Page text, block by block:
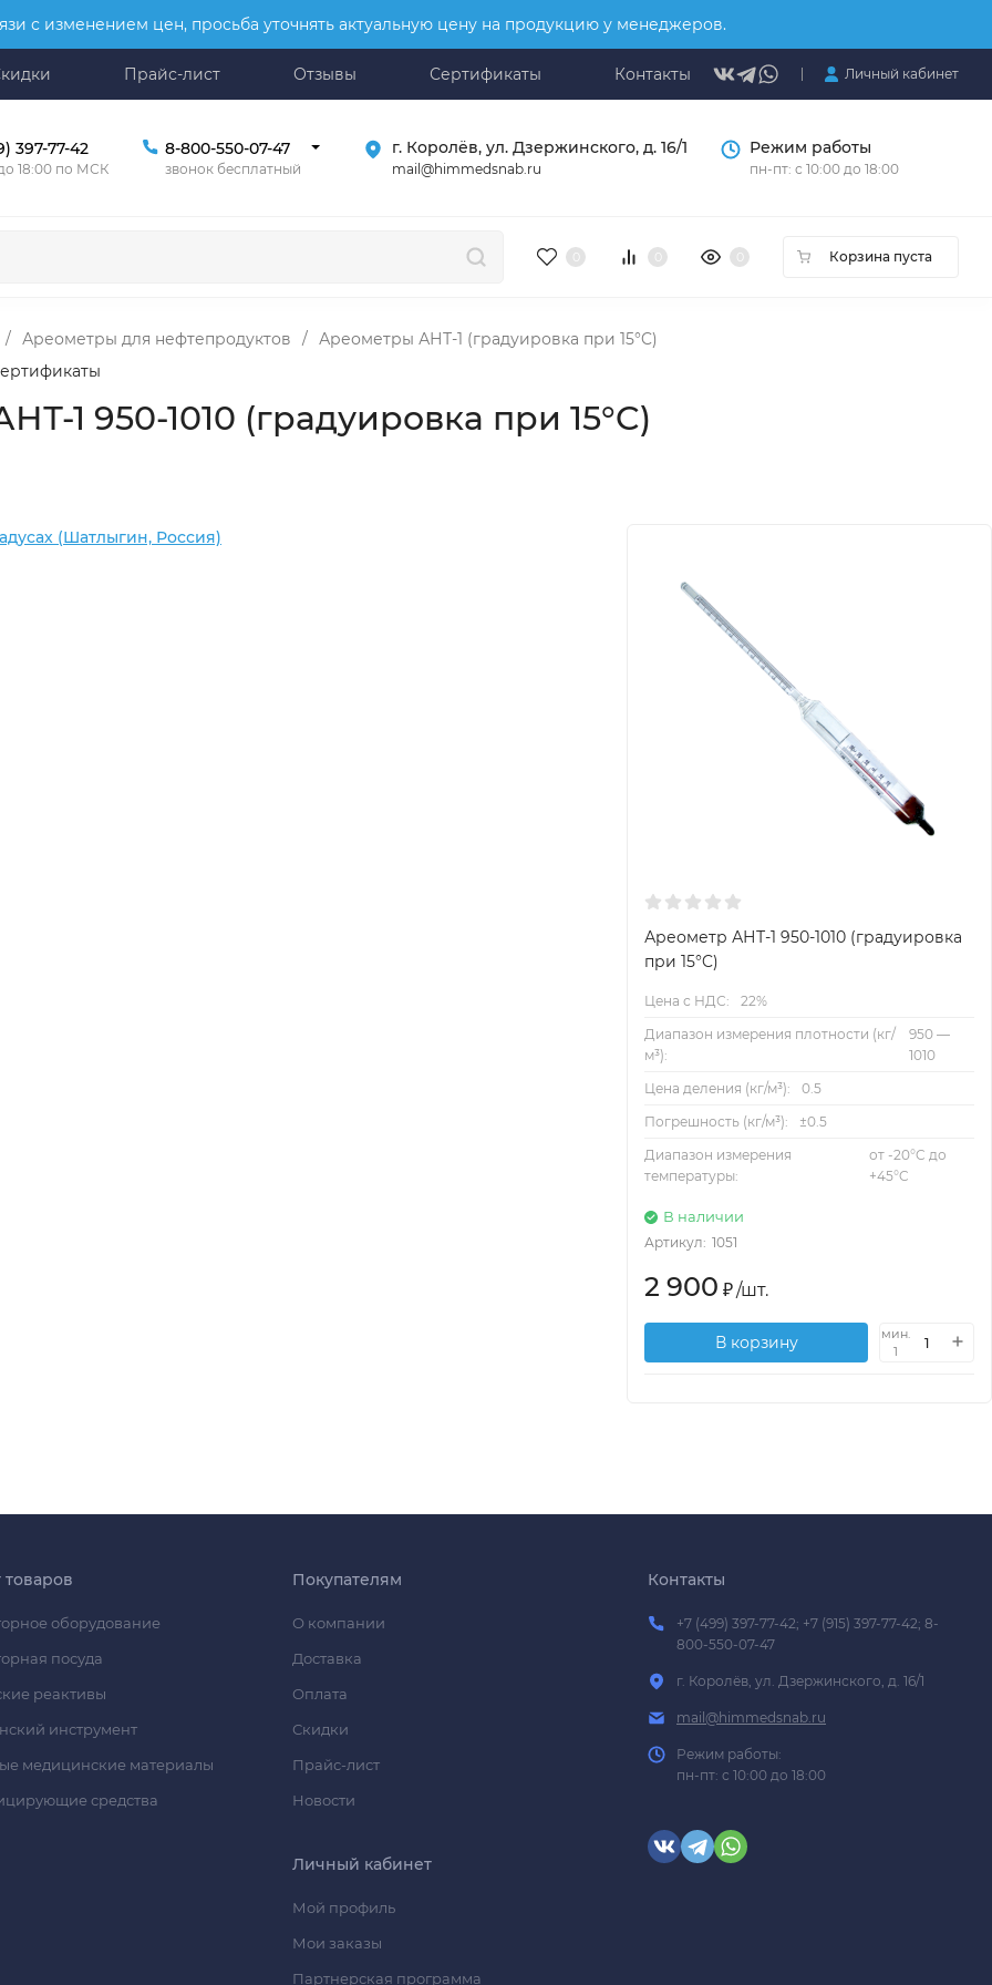
с изменением цен, просьба уточнять актуальную цену на продукцию у менеджеров.
Прайс-лист Отзывы Сертификаты Контакты Личный кабинет
397-77-42
18:00 по МСК
8-800-550-07-47
звонок бесплатный
г. Королёв, ул. Дзержинского, д. 16/1
mail@himmedsnab.ru
Режим работы
пн-пт: с 10:00 до 18:00
Корзина пуста
/ Ареометры для нефтепродуктов / Ареометры АНТ-1 (градуировка при 15°C)
1 950-1010 (градуировка при 15°C)
(Шатлыгин, Россия)
Ареометр АНТ-1 950-1010 (градуировка
при 15°C)
Цена с НДС:
22%
Диапазон измерения плотности (кг/
м³):
950 —
1010
Цена деления (кг/м³):
0.5
Погрешность (кг/м³):
±0.5
Диапазон измерения
температуры:
от -20°C до
+45°C
В наличии
Артикул: 1051
2 900 ₽/шт.
В корзину
мин.
1
товаров
оборудование
посуда
реактивы
инструмент
медицинские материалы
средства
Покупателям
О компании
Доставка
Оплата
Скидки
Прайс-лист
Новости
Личный кабинет
Мой профиль
Мои заказы
Партнерская программа
Контакты
+7 (499) 397-77-42; +7 (915) 397-77-42; 8-
800-550-07-47
г. Королёв, ул. Дзержинского, д. 16/1
mail@himmedsnab.ru
Режим работы:
пн-пт: с 10:00 до 18:00